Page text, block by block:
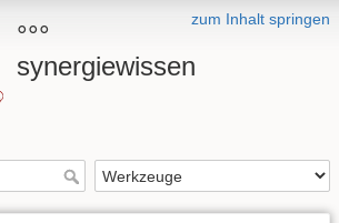
zum Inhalt springen
°°°
synergiewissen